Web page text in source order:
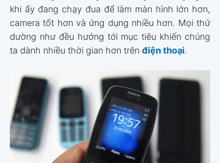
khi ấy đang chạy đua để làm màn hình lớn hơn,
camera tốt hơn và ứng dụng nhiều hơn. Mọi thứ
dường như đều hướng tới mục tiêu khiến chúng
ta dành nhiều thời gian hơn trên điện thoại.